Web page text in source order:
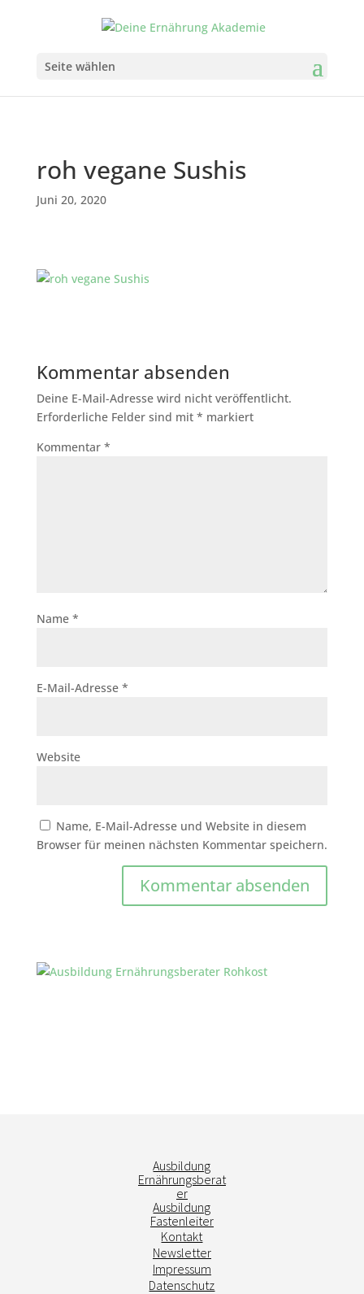
Seite wählen
roh vegane Sushis
Juni 20, 2020
Kommentar absenden
Deine E-Mail-Adresse wird nicht veröffentlicht.
Erforderliche Felder sind mit * markiert
Kommentar *
Name *
E-Mail-Adresse *
Website
Name, E-Mail-Adresse und Website in diesem
Browser für meinen nächsten Kommentar speichern.
Ausbildung
Ernährungsberat
er
Ausbildung
Fastenleiter
Kontakt
Newsletter
Impressum
Datenschutz